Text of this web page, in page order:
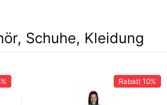
Schuhe, Kleidung
Rabatt 10%